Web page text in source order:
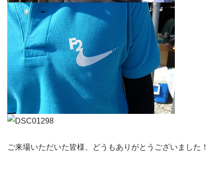
ご来場いただいた皆様、どうもありがとうございました！